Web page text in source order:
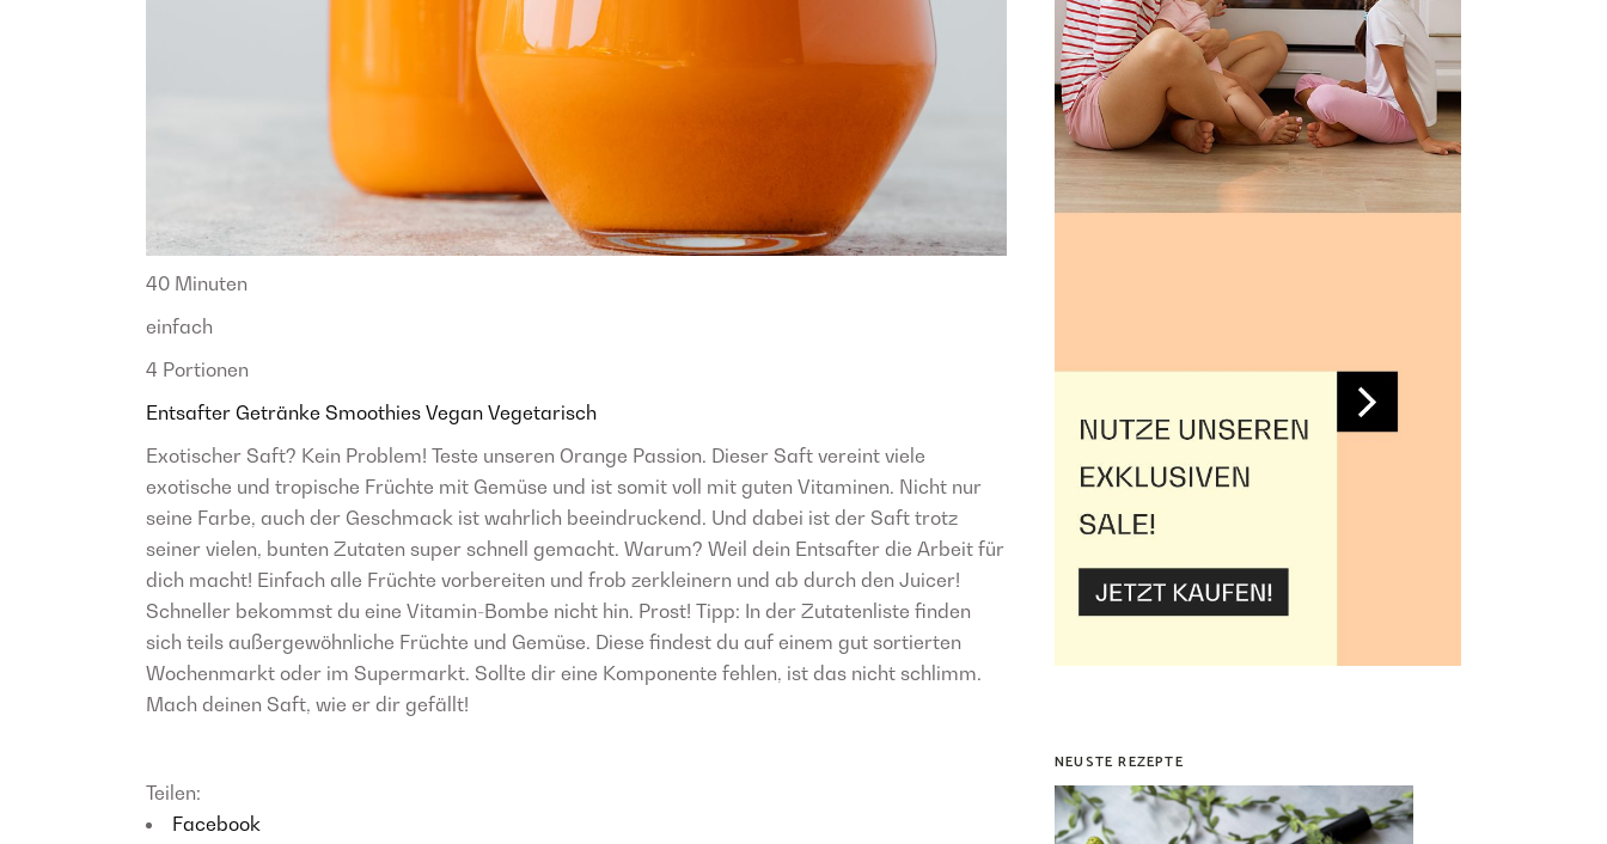
40 Minuten
einfach
4 Portionen
Entsafter Getränke Smoothies Vegan Vegetarisch
Exotischer Saft? Kein Problem! Teste unseren Orange Passion. Dieser Saft vereint viele
exotische und tropische Früchte mit Gemüse und ist somit voll mit guten Vitaminen. Nicht nur
seine Farbe, auch der Geschmack ist wahrlich beeindruckend. Und dabei ist der Saft trotz
seiner vielen, bunten Zutaten super schnell gemacht. Warum? Weil dein Entsafter die Arbeit für
dich macht! Einfach alle Früchte vorbereiten und frob zerkleinern und ab durch den Juicer!
Schneller bekommst du eine Vitamin-Bombe nicht hin. Prost! Tipp: In der Zutatenliste finden
sich teils außergewöhnliche Früchte und Gemüse. Diese findest du auf einem gut sortierten
Wochenmarkt oder im Supermarkt. Sollte dir eine Komponente fehlen, ist das nicht schlimm.
Mach deinen Saft, wie er dir gefällt!
Teilen:
Facebook
NEUSTE REZEPTE